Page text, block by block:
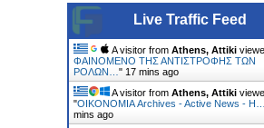
Live Traffic Feed
A visitor from Athens, Attiki
ΦΑΙΝΟΜΕΝΟ ΤΗΣ ΑΝΤΙΣΤΡΟΦΗΣ ΤΩΝ
ΡΟΛΩΝ… " 17 mins ago
A visitor from Athens, Attiki
"ΟΙΚΟΝΟΜΙΑ Archives - Active News - Η…
mins ago